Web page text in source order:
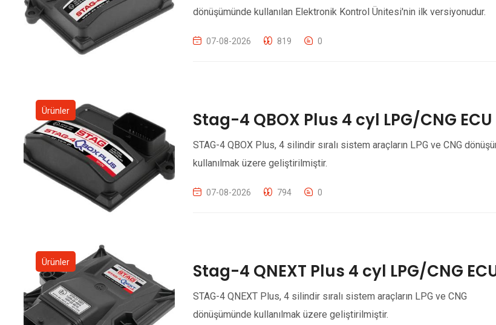
dönüşümünde kullanılan Elektronik Kontrol Ünitesi'nin ilk versiyonudur.
07-08-2026 819 0
Ürünler Stag-4 QBOX Plus 4 cyl LPG/CNG ECU
STAG-4 QBOX Plus, 4 silindir sıralı sistem araçların LPG ve CNG
kullanılmak üzere geliştirilmiştir.
07-08-2026 794 0
Ürünler Stag-4 QNEXT Plus 4 cyl LPG/CNG
STAG-4 QNEXT Plus, 4 silindir sıralı sistem araçların LPG ve CNG
dönüşümünde kullanılmak üzere geliştirilmiştir.